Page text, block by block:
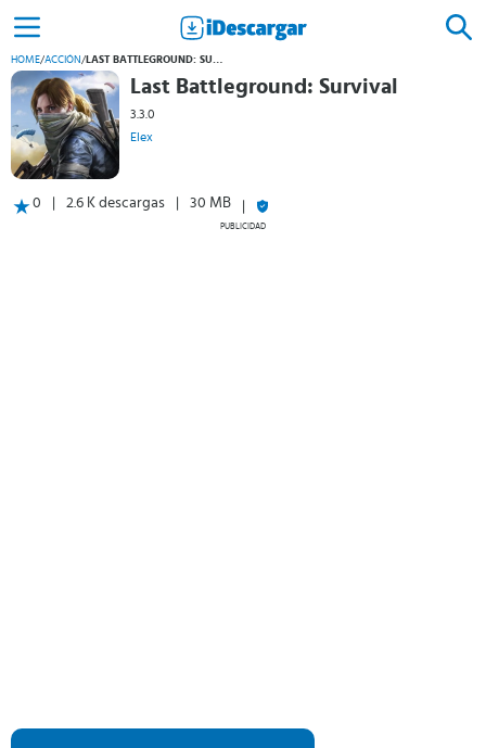
HOME/ACCIÓN/ LAST BATTLEGROUND: SURVIVAL
Last Battleground: Survival
3.3.0
Elex
0 2.6 K descargas 30 MB
PUBLICIDAD